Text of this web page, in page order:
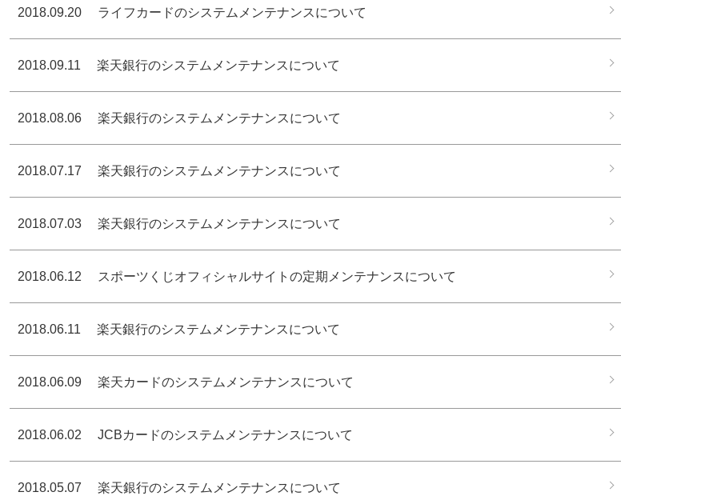
2018.09.20 ライフカードのシステムメンテナンスについて
2018.09.11 楽天銀行のシステムメンテナンスについて
2018.08.06 楽天銀行のシステムメンテナンスについて
2018.07.17 楽天銀行のシステムメンテナンスについて
2018.07.03 楽天銀行のシステムメンテナンスについて
2018.06.12 スポーツくじオフィシャルサイトの定期メンテナンスについて
2018.06.11 楽天銀行のシステムメンテナンスについて
2018.06.09 楽天カードのシステムメンテナンスについて
2018.06.02 JCBカードのシステムメンテナンスについて
2018.05.07 楽天銀行のシステムメンテナンスについて